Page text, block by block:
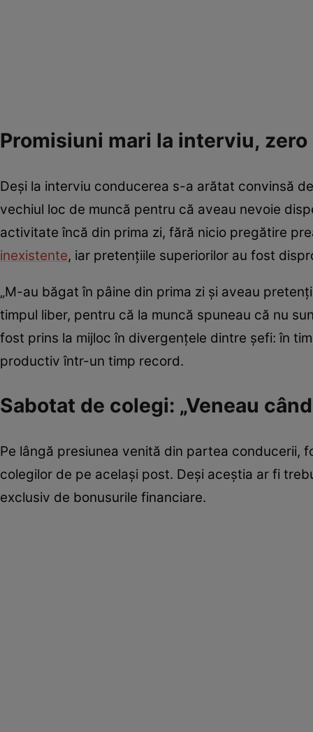
Promisiuni mari la interviu,
Deși la interviu conducerea s-a arătat convinsă
vechiul loc de muncă pentru că aveau nevoie
activitate încă din prima zi, fără nicio pregătire
inexistente, iar pretențiile superiorilor au fost
„M-au băgat în pâine din prima zi și aveau
timpul liber, pentru că la muncă spuneau că nu
fost prins la mijloc în divergențele dintre șefi: în
productiv într-un timp record.
Sabotat de colegi: „Veneau
Pe lângă presiunea venită din partea conducerii,
colegilor de pe același post. Deși aceștia ar fi
exclusiv de bonusurile financiare.